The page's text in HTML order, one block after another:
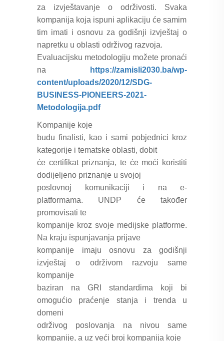
za izvještavanje o održivosti. Svaka
kompanija koja ispuni aplikaciju će samim
tim imati i osnovu za godišnji izvještaj o
napretku u oblasti održivog razvoja.
Evaluacijsku metodologiju možete pronaći
na
https://zamisli2030.ba/wp-
content/uploads/2020/12/SDG-
BUSINESS-PIONEERS-2021-
Metodologija.pdf
Kompanije koje
budu finalisti, kao i sami pobjednici kroz
kategorije i tematske oblasti, dobit
će certifikat priznanja, te će moći koristiti
dodijeljeno priznanje u svojoj
poslovnoj komunikaciji i na e-
platformama. UNDP će također
promovisati te
kompanije kroz svoje medijske platforme.
Na kraju ispunjavanja prijave
kompanije imaju osnovu za godišnji
izvještaj o održivom razvoju same
kompanije
baziran na GRI standardima koji bi
omogućio praćenje stanja i trenda u
domeni
održivog poslovanja na nivou same
kompanije, a uz veći broj kompanija koje